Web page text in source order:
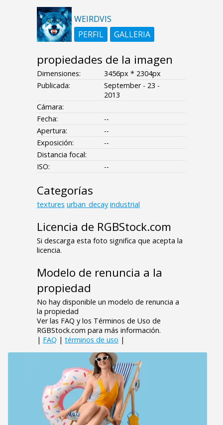
WEIRDVIS
PERFIL
GALLERIA
propiedades de la imagen
Dimensiones:
3456px * 2304px
Publicada:
September - 23 -
2013
Cámara:
Fecha:
--
Apertura:
--
Exposición:
--
Distancia focal:
ISO:
--
Categorías
textures urban_decay industrial
Licencia de RGBStock.com
Si descarga esta foto significa que acepta la
licencia.
Modelo de renuncia a la
propiedad
No hay disponible un modelo de renuncia a
la propiedad
Ver las FAQ y los Términos de Uso de
RGBStock.com para más información.
| FAQ | términos de uso |